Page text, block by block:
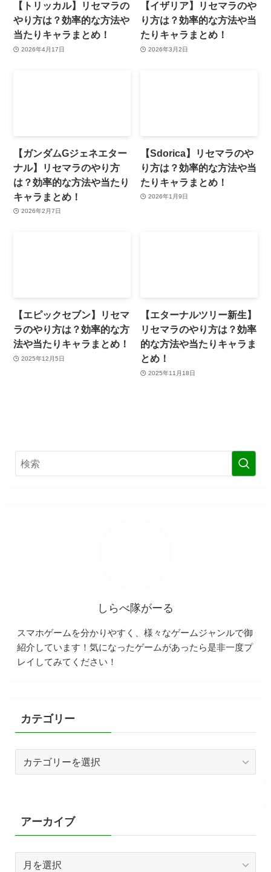
【トリッカル】リセマラの
やり方は？効率的な方法や
当たりキャラまとめ！
2026年4月17日
【イザリア】リセマラのや
り方は？効率的な方法や当
たりキャラまとめ！
2026年3月2日
【ガンダムGジェネエター
ナル】リセマラのやり方
は？効率的な方法や当たり
キャラまとめ！
2026年2月7日
【Sdorica】リセマラのや
り方は？効率的な方法や当
たりキャラまとめ！
2026年1月9日
【エピックセブン】リセマ
ラのやり方は？効率的な方
法や当たりキャラまとめ！
2025年12月5日
【エターナルツリー新生】
リセマラのやり方は？効率
的な方法や当たりキャラま
とめ！
2025年11月18日
しらべ隊がーる
スマホゲームを分かりやすく、様々なゲームジャンルで御
紹介しています！気になったゲームがあったら是非一度プ
レイしてみてください！
カテゴリー
ーアーカイブ